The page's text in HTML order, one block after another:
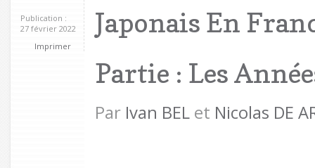
Publication :
27 février 2022
Imprimer
Japonais En
Partie : Les
Par Ivan BEL et Nicolas DE